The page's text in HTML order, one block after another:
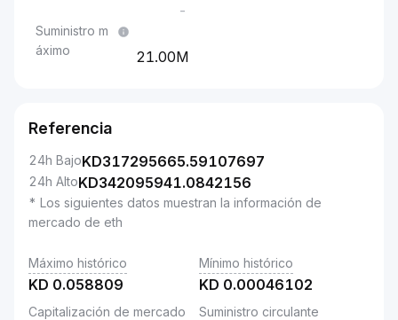
-
Suministro m
áximo
21.00M
Referencia
24h BajoKD317295665.59107697
24h AltoKD342095941.0842156
* Los siguientes datos muestran la información de
mercado de eth
Máximo histórico
KD 0.058809
Mínimo histórico
KD 0.00046102
Capitalización de mercado Suministro circulante